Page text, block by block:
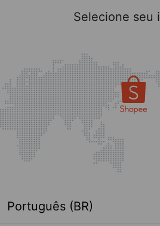
Selecione seu
Português (BR)